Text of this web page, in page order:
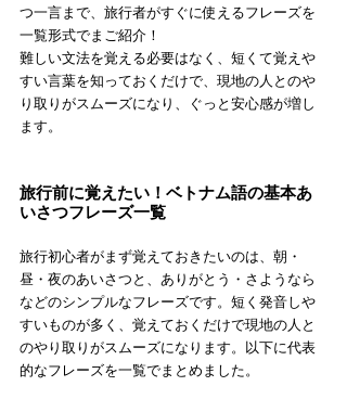
つ一言まで、旅行者がすぐに使えるフレーズを
一覧形式でまご紹介！
難しい文法を覚える必要はなく、短くて覚えや
すい言葉を知っておくだけで、現地の人とのや
り取りがスムーズになり、ぐっと安心感が増し
ます。
旅行前に覚えたい！ベトナム語の基本あ
いさつフレーズ一覧
旅行初心者がまず覚えておきたいのは、朝・
昼・夜のあいさつと、ありがとう・さようなら
などのシンプルなフレーズです。短く発音しや
すいものが多く、覚えておくだけで現地の人と
のやり取りがスムーズになります。以下に代表
的なフレーズを一覧でまとめました。